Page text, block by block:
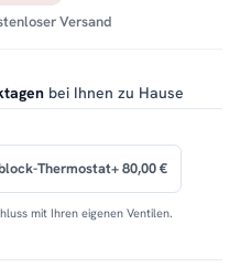
Versand
bei Ihnen zu Hause
Thermostat+ 80,00 €
mit Ihren eigenen Ventilen.